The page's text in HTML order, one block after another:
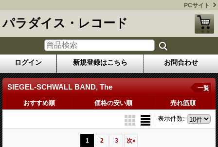
PCサイト
パラダイス・レコード
ログイン 新規登録はこちら お問合わせ
SIEGEL-SCHWALL BAND, The 一覧
おすすめ順 価格の安い順 売れ筋順
表示件数:
1 2 3 次»